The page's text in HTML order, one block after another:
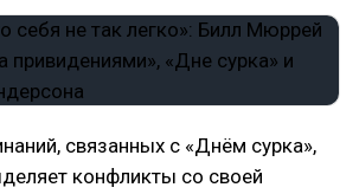
связанных с «Днём сурка»,
конфликты со своей